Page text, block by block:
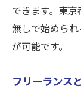
座学
初期
企業
できます。東
無しで始めら
が可能です。
フリーランス